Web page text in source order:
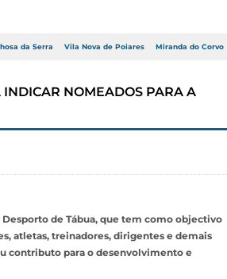
da Serra Vila Nova de Poiares Miranda do Corvo
NOMEADOS PARA A
de Tábua, que tem como objectivo
atletas, treinadores, dirigentes e demais
contributo para o desenvolvimento e